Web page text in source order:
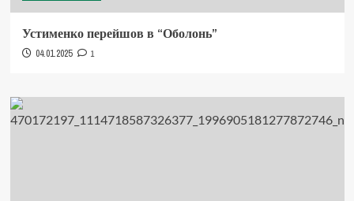
Устименко перейшов в “Оболонь”
04.01.2025 1